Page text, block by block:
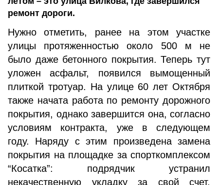
ремонт дороги.
Нужно отметить, ранее на этом участке
улицы протяженностью около 500 м не
было даже бетонного покрытия. Теперь тут
уложен асфальт, появился вымощенный
плиткой тротуар. На улице 60 лет Октября
также начата работа по ремонту дорожного
покрытия, однако завершится она, согласно
условиям контракта, уже в следующем
году. Наряду с этим произведена замена
покрытия на площадке за спорткомплексом
“Косатка”: подрядчик устранил
некачественную укладку за свой счет,